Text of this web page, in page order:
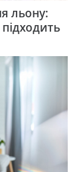
льону: